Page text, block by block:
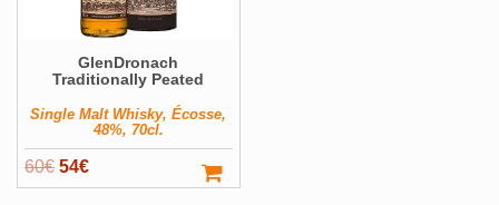
GlenDronach
Traditionally Peated
Single Malt Whisky, Écosse,
48%, 70cl.
60€ Le
prix
54€Le
prix